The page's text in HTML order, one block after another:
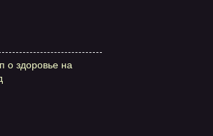
о здоровье на